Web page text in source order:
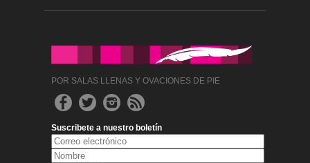
POR SALAS LLENAS Y OVACIONES DE PIE
Suscribete a nuestro boletín